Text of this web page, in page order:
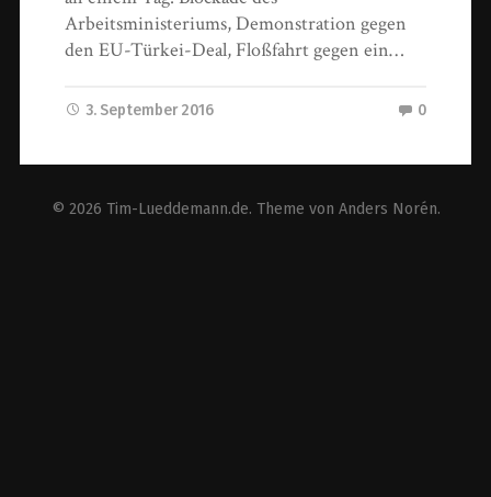
Arbeitsministeriums, Demonstration gegen
den EU-Türkei-Deal, Floßfahrt gegen ein…
3. September 2016 0
© 2026 Tim-Lueddemann.de. Theme von Anders Norén.